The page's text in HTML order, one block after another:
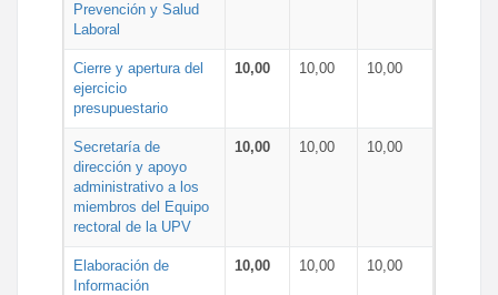
Prevención y Salud
Laboral
Cierre y apertura del
ejercicio
presupuestario
10,00 10,00 10,00
Secretaría de
dirección y apoyo
administrativo a los
miembros del Equipo
rectoral de la UPV
10,00 10,00 10,00
Elaboración de
Información
10,00 10,00 10,00